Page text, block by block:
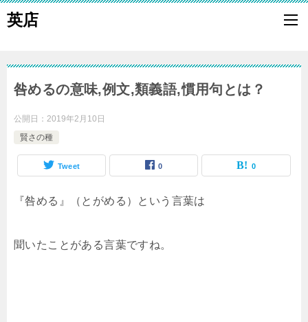
英店
咎めるの意味,例文,類義語,慣用句とは？
公開日： 2019年2月10日
賢さの種
Tweet 0 0
『咎める』（とがめる）という言葉は
聞いたことがある言葉ですね。